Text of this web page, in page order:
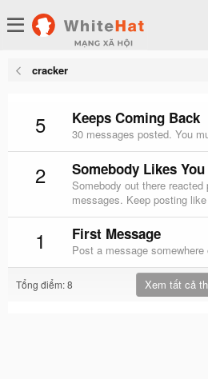
cracker
5 Keeps Coming Back
30 messages posted. You
2 Somebody Likes You
Somebody out there
messages. Keep posting
1 First Message
Post a message
Tổng điểm: 8 Xem tất cả